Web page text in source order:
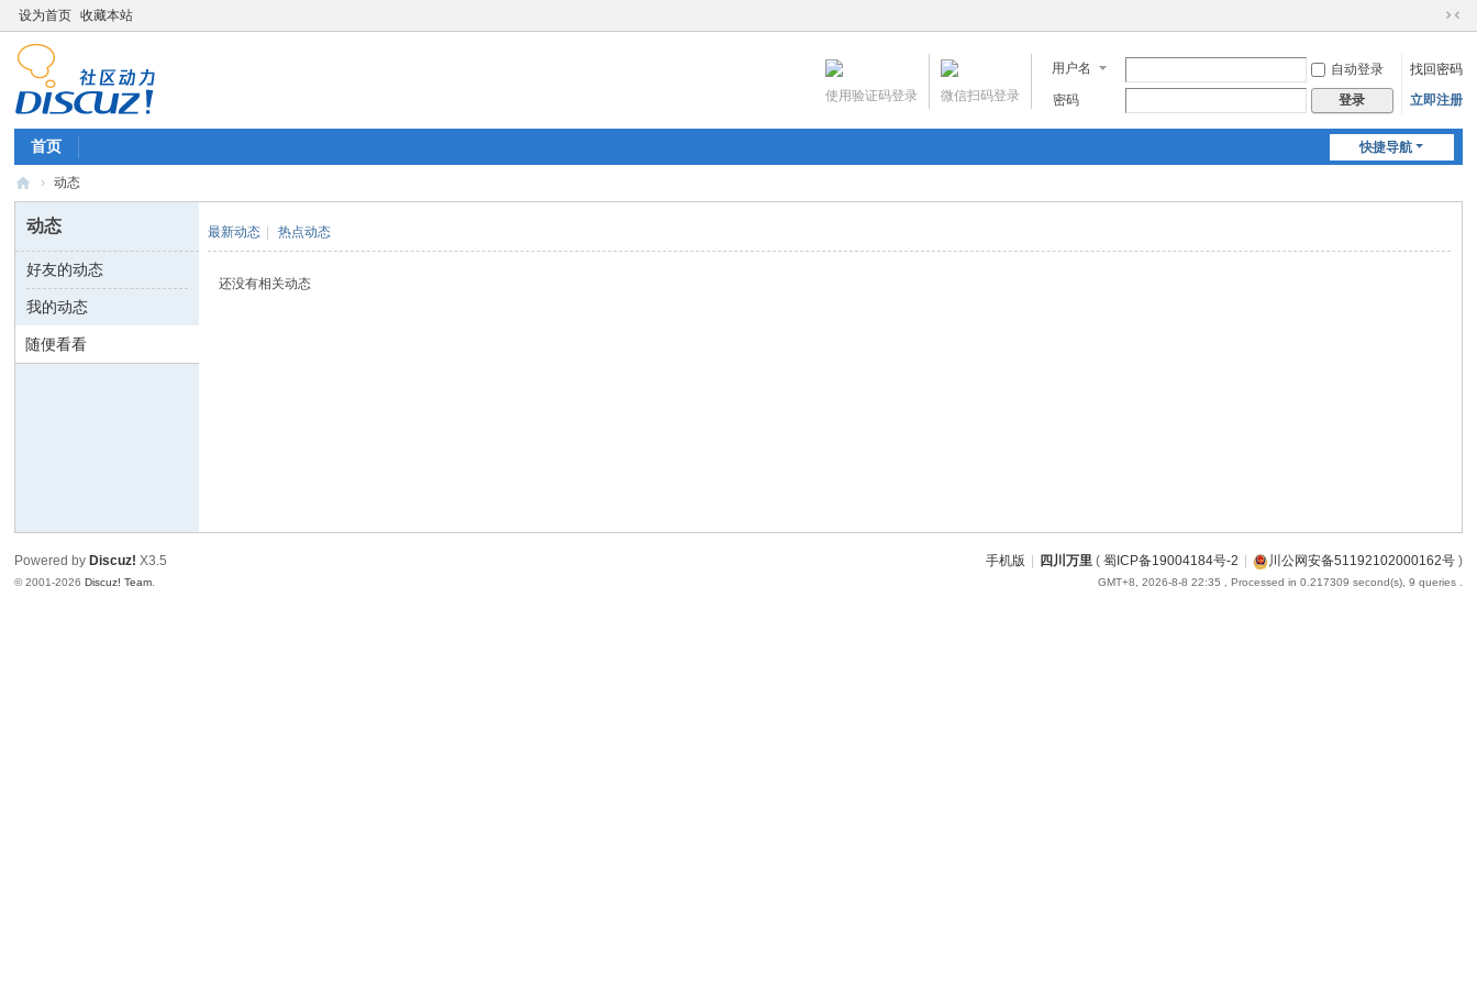
设为首页 收藏本站
切
到
窄
用户名 自动登录
找回密码
密码
登录 立即注册
微信扫码登录
使用验证码登录
快捷导航
首页
万
里
› 动态
动态
好友的动态
我的动态
随便看看
最新动态 热点动态
还没有相关动态
手机版 四川万里( 蜀ICP备19004184号-2 川公网安备51192102000162号)
GMT+8, 2026-8-8 22:35 , Processed in 0.217309 second(s), 9 queries .
Powered by Discuz! X3.5
© 2001-2026Discuz! Team